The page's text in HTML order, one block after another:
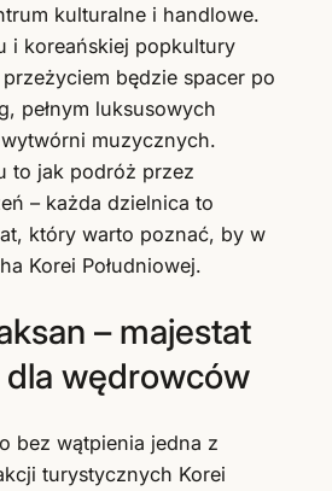
kulturalne i handlowe.
i koreańskiej popkultury
będzie spacer po
pełnym luksusowych
muzycznych.
to jak podróż przez
– każda dzielnica to
który warto poznać, by w
Korei Południowej.
– majestat
dla wędrowców
bez wątpienia jedna z
turystycznych Korei